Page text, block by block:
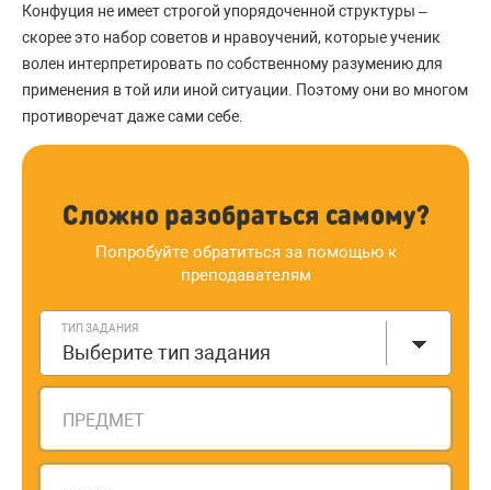
Конфуция не имеет строгой упорядоченной структуры –
скорее это набор советов и нравоучений, которые ученик
волен интерпретировать по собственному разумению для
применения в той или иной ситуации. Поэтому они во многом
противоречат даже сами себе.
Сложно разобраться самому?
Попробуйте обратиться за помощью к
преподавателям
ТИП ЗАДАНИЯ
Выберите тип задания
ПРЕДМЕТ